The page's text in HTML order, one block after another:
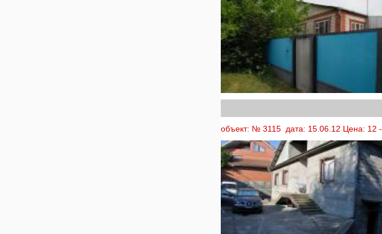
объект: № 3115 дата: 15.06.12 Цена: 12 -